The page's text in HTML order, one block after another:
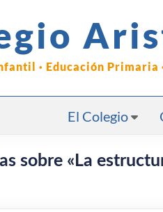
· Educación Primaria
El Colegio
sobre «La